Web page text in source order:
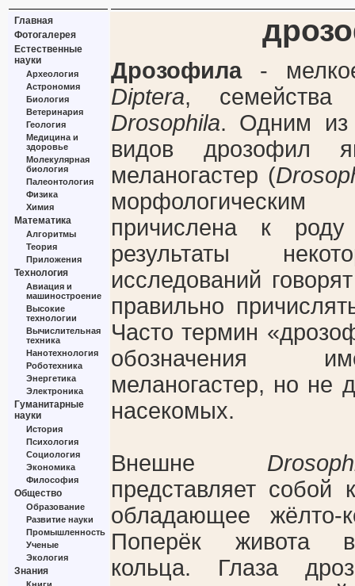
Главная
Фотогалерея
Естественные
науки
Археология
Астрономия
Биология
Ветеринария
Геология
Медицина и
здоровье
Молекулярная
биология
Палеонтология
Физика
Химия
Математика
Алгоритмы
Теория
Приложения
Технология
Авиация и
машиностроение
Высокие
технологии
Вычислительная
техника
Нанотехнология
Роботехника
Энергетика
Электроника
Гуманитарные
науки
История
Психология
Социология
Экономика
Философия
Общество
Образование
Развитие науки
Промышленность
Ученые
Экология
Знания
Дрозофила- мелкое
Diptera,
Drosophila. Одним из
видов дрозофил
меланогастер (
причислена к
результаты
исследований
правильно
Часто термин
обозначения
меланогастер, но не
насекомых.
Внешне
представляет собой
обладающее жёлто-
Поперёк живота
кольца. Глаза